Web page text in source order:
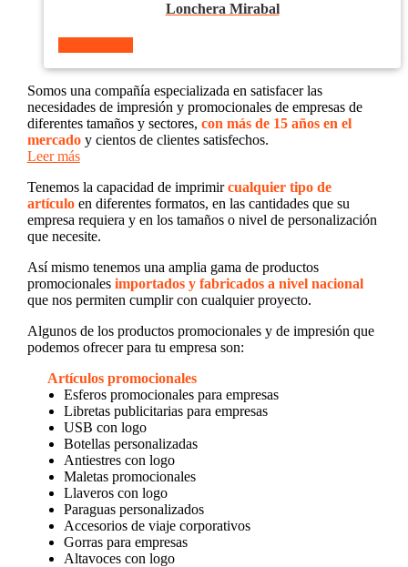
Lonchera Mirabal
Somos una compañía especializada en satisfacer las
necesidades de impresión y promocionales de empresas de
diferentes tamaños y sectores, con más de 15 años en el
mercadoy cientos de clientes satisfechos.
Leer más
Tenemos la capacidad de imprimircualquier tipo de
artículoen diferentes formatos, en las cantidades que su
empresa requiera y en los tamaños o nivel de personalización
que necesite.
Así mismo tenemos una amplia gama de productos
promocionales importados y fabricados a nivel nacional
que nos permiten cumplir con cualquier proyecto.
Algunos de los productos promocionales y de impresión que
podemos ofrecer para tu empresa son:
Artículos promocionales
Esferos promocionales para empresas
Libretas publicitarias para empresas
USB con logo
Botellas personalizadas
Antiestres con logo
Maletas promocionales
Llaveros con logo
Paraguas personalizados
Accesorios de viaje corporativos
Gorras para empresas
Altavoces con logo